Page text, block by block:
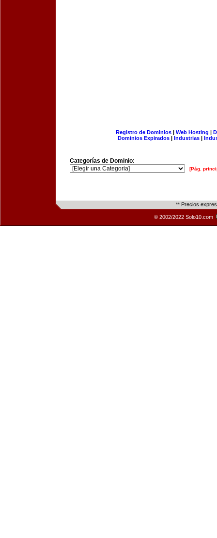
Registro de Dominios| Web Hosting |
Dominios Expirados | Industrias |
Categorías de Dominio:
[Pág.
** Precios
© 2002/2022 Solo10.com